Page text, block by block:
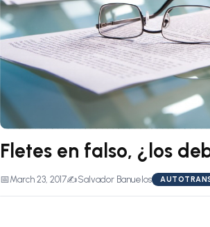
📅March 23, 2017✍️Salvador Banuelos
Fletes en falso, ¿los